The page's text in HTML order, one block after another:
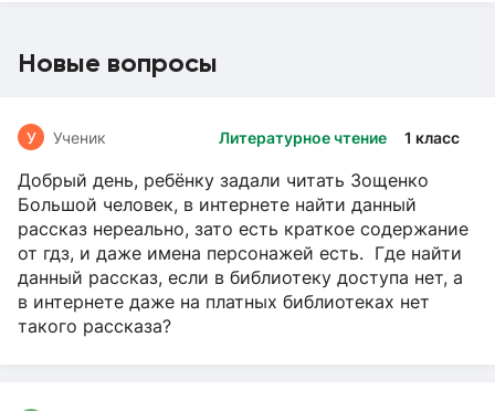
Новые вопросы
Литературное чтение 1 класс
У Ученик
Добрый день, ребёнку задали читать Зощенко
Большой человек, в интернете найти данный
рассказ нереально, зато есть краткое содержание
от гдз, и даже имена персонажей есть. Где найти
данный рассказ, если в библиотеку доступа нет, а
в интернете даже на платных библиотеках нет
такого рассказа?